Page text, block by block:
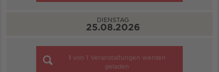
DIENSTAG
25.08.2026
1 von 1 Veranstaltungen werden
geladen